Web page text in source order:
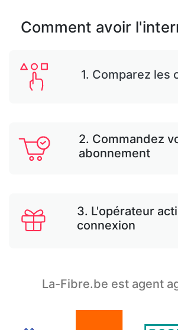
Comment avoir
1. Comparez les
2. Commandez
abonnement
3. L'opérateur
connexion
La-Fibre.be est agent